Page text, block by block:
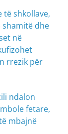
shkollave,
dhe
në
rrezik për
ndalon
fetare,
mbajnë